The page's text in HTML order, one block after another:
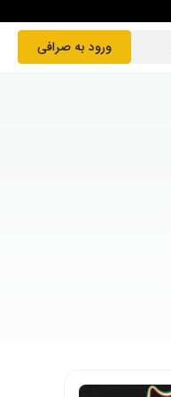
ورود به صرافی